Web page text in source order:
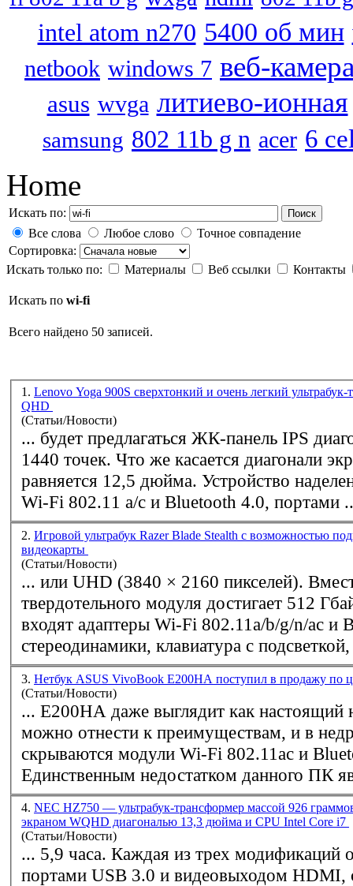
intel atom n270 5400 об мин
netbook windows 7 веб-
asus wvga литиево-ионная
samsung 802 11b g n acer 6
Home
Искать по: Поиск
Все слова Любое слово
Точное совпадение
Сортировка:
Искать только по:
Материалы Веб ссылки Контакты
Искать по wi-fi
Всего найдено 50 записей.
1. Lenovo Yoga 900S сверхтонкий и очень легкий
QHD
(Статьи/Новости)
... будет предлагаться ЖК-панель IPS
1440 точек. Что же касается диагонали
равняется 12,5 дюйма.
Wi-Fi 802.11 a/c и Bluetooth 4.0, портами
2. Игровой ультрабук Razer Blade Stealth с возможностью
видеокарты
(Статьи/Новости)
... или UHD (3840 × 2160 пикселей).
твердотельного модуля достигает 512 Гбайт. В
входят адаптеры Wi-Fi 802.11a/b/g/n/ac и
стереодинамики, клавиатура с
3. Нетбук ASUS VivoBook E200HA поступил в продажу по
(Статьи/Новости)
... E200HA даже выглядит как настоящий
можно отнести к преимуществам, и в
скрываются модули Wi-Fi 802.11aс и
Единственным недостатком данного ПК
4. NEC HZ750 — ультрабук-трансформер массой 926
экраном WQHD диагональю 13,3 дюйма и CPU Intel Core i7
(Статьи/Новости)
... 5,9 часа. Каждая из трех модификаций оснащена двумя
портами USB 3.0 и видеовыходом HDMI,